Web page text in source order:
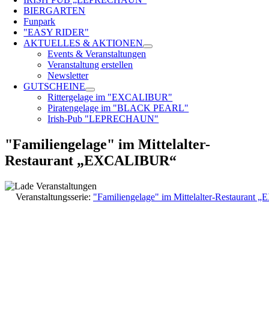
BIERGARTEN
Funpark
"EASY RIDER"
AKTUELLES & AKTIONEN
Events & Veranstaltungen
Veranstaltung erstellen
Newsletter
GUTSCHEINE
Rittergelage im "EXCALIBUR"
Piratengelage im "BLACK PEARL"
Irish-Pub "LEPRECHAUN"
"Familiengelage" im Mittelalter-
Restaurant „EXCALIBUR“
Veranstaltungsserie: "Familiengelage" im Mittelalter-Restaurant